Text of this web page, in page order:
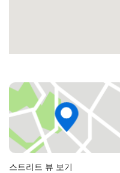
스트리트 뷰 보기